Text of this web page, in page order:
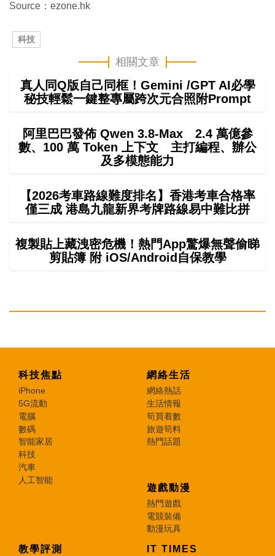
Source：ezone.hk
科技
相關文章
真人同Q版自己同框！Gemini /GPT AI必學
秘技輕鬆一鍵整專屬跨次元合照附Prompt
阿里巴巴發佈 Qwen 3.8-Max 2.4 萬億參
數、100 萬 Token 上下文 主打編程、辦公
及多模態能力
【2026考車路線難度排名】香港考車合格率
僅三成 港島九龍新界考牌路線易中難比拼
複製貼上藏洩密危機！熱門App驚爆無聲偷睇
剪貼簿 附 iOS/Android自保教學
科技焦點
iPhone
5G流動
電腦
數碼
智能家居
科技
汽車
人工智能
網絡生活
網絡熱話
生活情報
筍買着數
旅遊筍料
熱門話題
遊戲動漫
熱門遊戲
電競裝備
動漫玩具
教學評測 IT TIMES